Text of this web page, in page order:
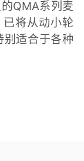
QMA系列麦
将从动小轮
别适合于各种